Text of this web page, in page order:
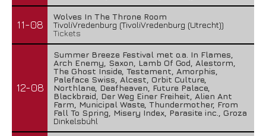
11-08
Wolves In The Throne Room
TivoliVredenburg (TivoliVredenburg (Utrecht))
Tickets
12-08
Summer Breeze Festival met o.a. In Flames,
Arch Enemy, Saxon, Lamb Of God, Alestorm,
The Ghost Inside, Testament, Amorphis,
Paleface Swiss, Alcest, Orbit Culture,
Northlane, Deafheaven, Future Palace,
Blackbraid, Der Weg Einer Freiheit, Alien Ant
Farm, Municipal Waste, Thundermother, From
Fall To Spring, Misery Index, Parasite inc., Groza
Dinkelsbühl